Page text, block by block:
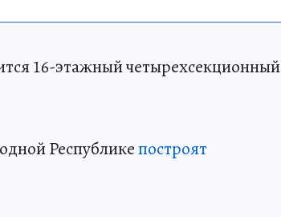
16-этажный четырехсекционный
Республикепостроят